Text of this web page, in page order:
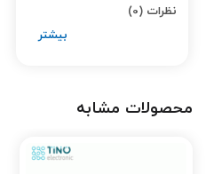
•توان تلفاتی (Ptot): 12.5 وات
✔ تحمل ولتاژ و جریان مناسب – برای
نظرات (0)
محصولات مشابه